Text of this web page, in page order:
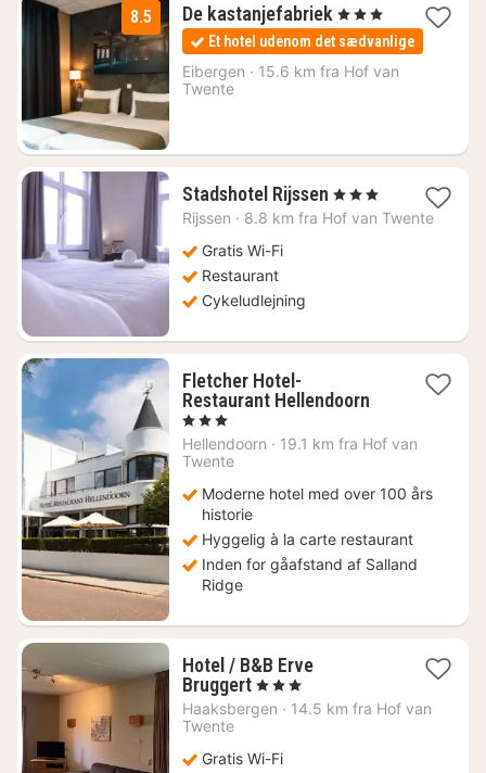
8.5 De kastanjefabriek 1
nat
fra
932
, 3 Stjerner
Et hotel udenom det sædvanlige
Eibergen · 15.6 km fra Hof van
Twente
Stadshotel Rijssen 1
nat
, 3 Stjerner
Rijssen · 8.8 km fra Hof van Twente
Gratis Wi-Fi
Restaurant
Cykeludlejning
Fletcher Hotel-
Restaurant Hellendoorn1
fra
, 3 Stjerner
Hellendoorn · 19.1 km fra Hof van
Twente
Moderne hotel med over 100 års
historie
Hyggelig à la carte restaurant
Inden for gåafstand af Salland
Ridge
Hotel / B&B Erve
Bruggert1
nat
fra
kr.
, 3 Stjerner
Haaksbergen · 14.5 km fra Hof van
Twente
Gratis Wi-Fi